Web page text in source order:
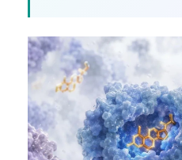
日本語
Čeština
ქართული
Русский